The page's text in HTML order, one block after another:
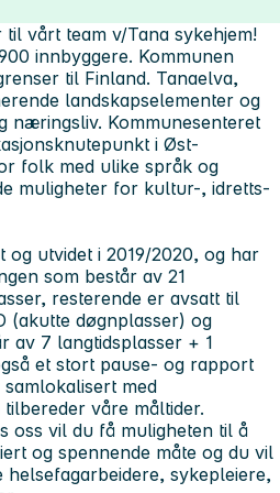
vårt team v/Tana sykehjem!
innbyggere. Kommunen
til Finland. Tanaelva,
landskapselementer og
næringsliv. Kommunesenteret
i Øst-
folk med ulike språk og
muligheter for kultur-, idretts-
og utvidet i 2019/2020, og har
som består av 21
resterende er avsatt til
(akutte døgnplasser) og
av 7 langtidsplasser + 1
et stort pause- og rapport
med
våre måltider.
oss vil du få muligheten til å
og spennende måte og du vil
helsefagarbeidere, sykepleiere,